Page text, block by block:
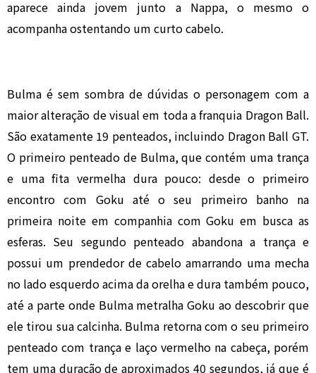
aparece ainda jovem junto a Nappa, o mesmo o
acompanha ostentando um curto cabelo.
Bulma é sem sombra de dúvidas o personagem com a
maior alteração de visual em toda a franquia Dragon Ball.
São exatamente 19 penteados, incluindo Dragon Ball GT.
O primeiro penteado de Bulma, que contém uma trança
e uma fita vermelha dura pouco: desde o primeiro
encontro com Goku até o seu primeiro banho na
primeira noite em companhia com Goku em busca as
esferas. Seu segundo penteado abandona a trança e
possui um prendedor de cabelo amarrando uma mecha
no lado esquerdo acima da orelha e dura também pouco,
até a parte onde Bulma metralha Goku ao descobrir que
ele tirou sua calcinha. Bulma retorna com o seu primeiro
penteado com trança e laço vermelho na cabeça, porém
tem uma duração de aproximados 40 segundos, já que é